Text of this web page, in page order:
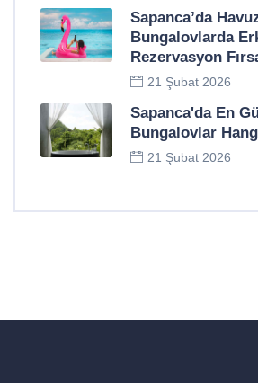
Sapanca’da
Bungalovlarda
Rezervasyon
21 Şubat 2026
Sapanca'da En
Bungalovlar
21 Şubat 2026